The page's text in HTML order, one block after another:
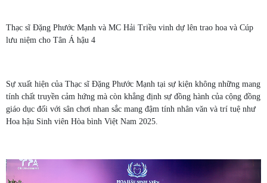
Thạc sĩ Đặng Phước Mạnh và MC Hải Triều vinh dự lên trao hoa và Cúp
lưu niệm cho Tân Á hậu 4
Sự xuất hiện của Thạc sĩ Đặng Phước Mạnh tại sự kiện không những mang
tính chất truyền cảm hứng mà còn khẳng định sự đồng hành của cộng đồng
giáo dục đối với sân chơi nhan sắc mang đậm tính nhân văn và trí tuệ như
Hoa hậu Sinh viên Hòa bình Việt Nam 2025.